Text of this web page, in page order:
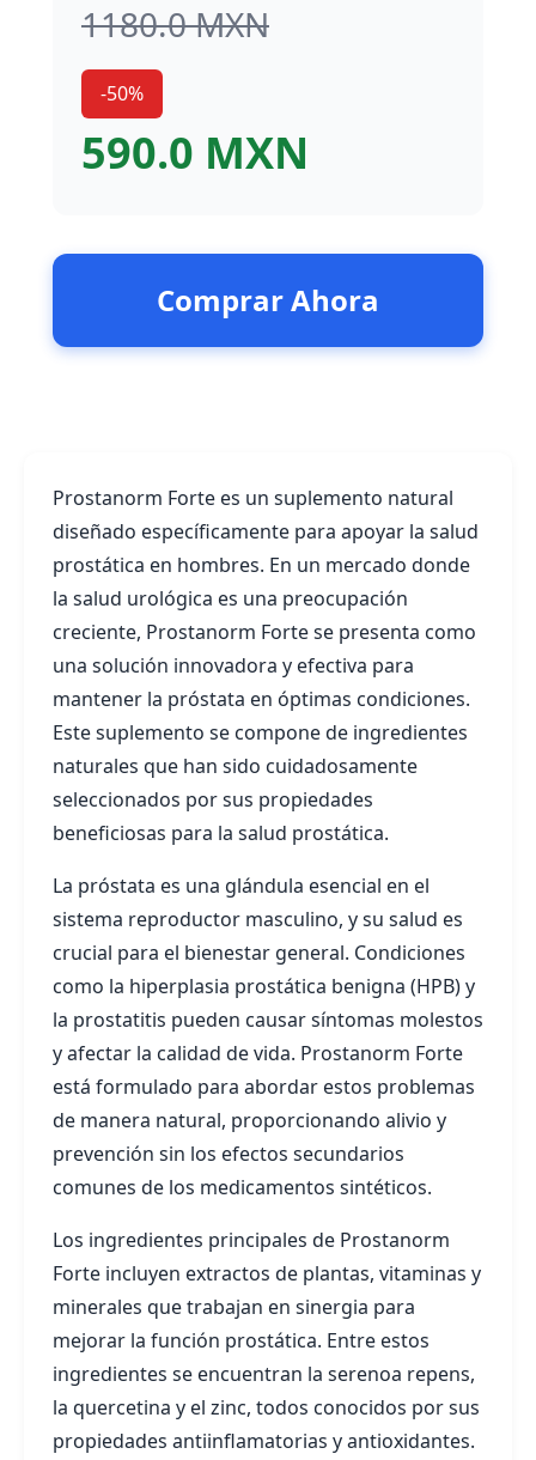
1180.0 MXN
-50%
590.0 MXN
Comprar Ahora
Prostanorm Forte es un suplemento natural
diseñado específicamente para apoyar la salud
prostática en hombres. En un mercado donde
la salud urológica es una preocupación
creciente, Prostanorm Forte se presenta como
una solución innovadora y efectiva para
mantener la próstata en óptimas condiciones.
Este suplemento se compone de ingredientes
naturales que han sido cuidadosamente
seleccionados por sus propiedades
beneficiosas para la salud prostática.
La próstata es una glándula esencial en el
sistema reproductor masculino, y su salud es
crucial para el bienestar general. Condiciones
como la hiperplasia prostática benigna (HPB) y
la prostatitis pueden causar síntomas molestos
y afectar la calidad de vida. Prostanorm Forte
está formulado para abordar estos problemas
de manera natural, proporcionando alivio y
prevención sin los efectos secundarios
comunes de los medicamentos sintéticos.
Los ingredientes principales de Prostanorm
Forte incluyen extractos de plantas, vitaminas y
minerales que trabajan en sinergia para
mejorar la función prostática. Entre estos
ingredientes se encuentran la serenoa repens,
la quercetina y el zinc, todos conocidos por sus
propiedades antiinflamatorias y antioxidantes.